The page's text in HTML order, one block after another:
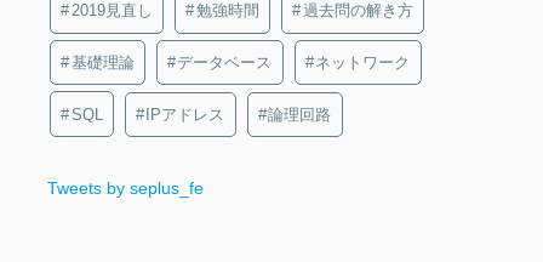
2019見直し 勉強時間 過去問の解き方
基礎理論 データベース ネットワーク
SQL IPアドレス 論理回路
Tweets by seplus_fe